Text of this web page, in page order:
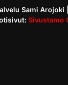
Sami Arojoki |
Sivustamo